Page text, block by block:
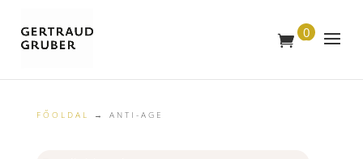
0
T
M
FŐOLDAL → ANTI-AGE